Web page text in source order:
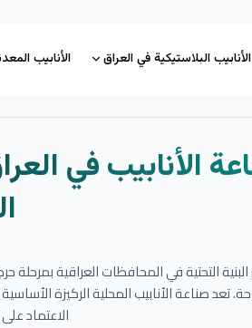
الأنابيب البلاستيكية في العراق الأنابيب
الأنابيب في
التحتية في المحافظات العراقية
تعد صناعة الأنابيب المحلية الركيزة
الاعتماد